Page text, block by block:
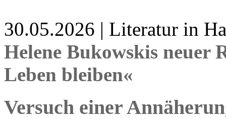
30.05.2026 | Literatur in
Helene Bukowskis neuer
Leben bleiben«
Versuch einer